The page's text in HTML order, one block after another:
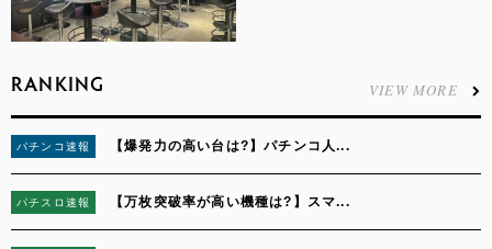
RANKING VIEW MORE
1
パチンコ速報 【爆発力の高い台は?】パチンコ人...
2
パチスロ速報 【万枚突破率が高い機種は?】スマ...